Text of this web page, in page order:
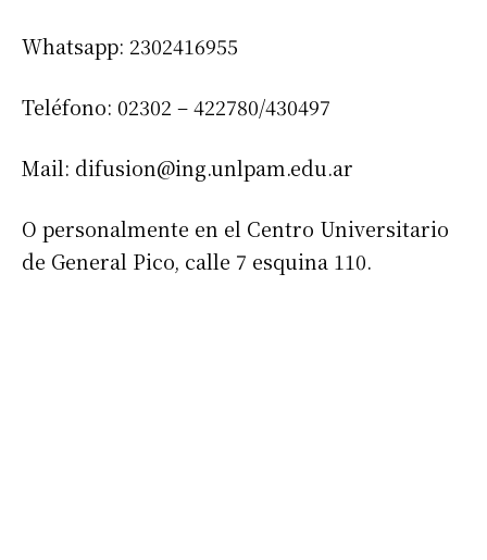
Suscribirme gratis
Whatsapp: 2302416955
Teléfono: 02302 – 422780/430497
Mail: difusion@ing.unlpam.edu.ar
O personalmente en el Centro Universitario
de General Pico, calle 7 esquina 110.